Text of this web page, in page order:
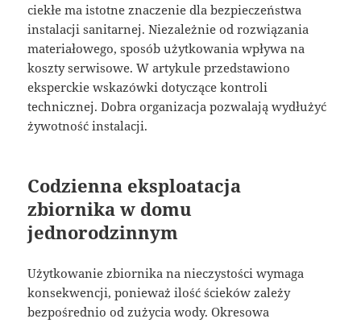
ciekłe ma istotne znaczenie dla bezpieczeństwa
instalacji sanitarnej. Niezależnie od rozwiązania
materiałowego, sposób użytkowania wpływa na
koszty serwisowe. W artykule przedstawiono
eksperckie wskazówki dotyczące kontroli
technicznej. Dobra organizacja pozwalają wydłużyć
żywotność instalacji.
Codzienna eksploatacja
zbiornika w domu
jednorodzinnym
Użytkowanie zbiornika na nieczystości wymaga
konsekwencji, ponieważ ilość ścieków zależy
bezpośrednio od zużycia wody. Okresowa